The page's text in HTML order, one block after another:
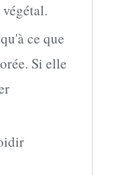
ce que
Si elle